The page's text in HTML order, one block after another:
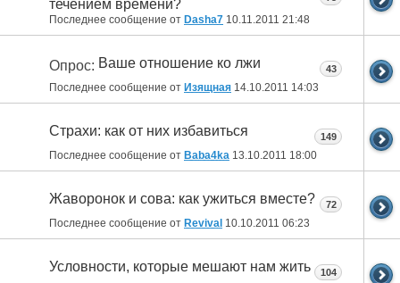
течением времени?
Последнее сообщение от Dasha7 10.11.2011 21:48
Опрос: Ваше отношение ко лжи
Последнее сообщение от Изящная 14.10.2011 14:03
43
Страхи: как от них избавиться
Последнее сообщение от Baba4ka 13.10.2011 18:00
149
Жаворонок и сова: как ужиться вместе?
Последнее сообщение от Revival 10.10.2011 06:23
72
Условности, которые мешают нам жить 104